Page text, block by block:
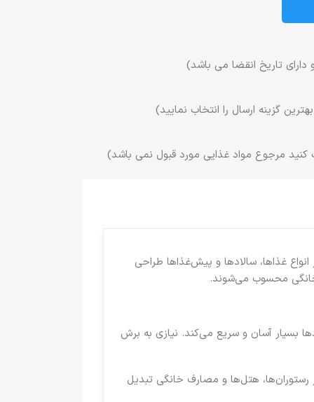
دارای تاریخ انقضا می باشد)
گزینه ارسال را انتخاب نمایید)
مرجوع مواد غذایی مورد قبول نمی باشد)
غذاها، سالادها و پیش‌غذاها طراحی
خانگی محسوب می‌شوند.
بسیار آسان و سریع می‌کند. نیازی به برش
در رستوران‌ها، هتل‌ها و مصارف خانگی تبدیل